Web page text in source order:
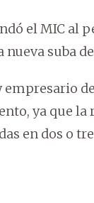
el MIC al
suba
empresario
ya que la
en dos o